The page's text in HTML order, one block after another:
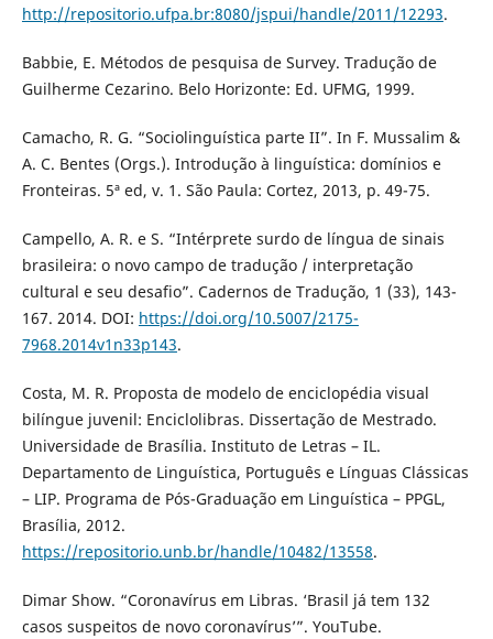
http://repositorio.ufpa.br:8080/jspui/handle/2011/12293.
Babbie, E. Métodos de pesquisa de Survey. Tradução de
Guilherme Cezarino. Belo Horizonte: Ed. UFMG, 1999.
Camacho, R. G. “Sociolinguística parte II”. In F. Mussalim &
A. C. Bentes (Orgs.). Introdução à linguística: domínios e
Fronteiras. 5ª ed, v. 1. São Paula: Cortez, 2013, p. 49-75.
Campello, A. R. e S. “Intérprete surdo de língua de sinais
brasileira: o novo campo de tradução / interpretação
cultural e seu desafio”. Cadernos de Tradução, 1 (33), 143-
167. 2014. DOI: https://doi.org/10.5007/2175-
7968.2014v1n33p143.
Costa, M. R. Proposta de modelo de enciclopédia visual
bilíngue juvenil: Enciclolibras. Dissertação de Mestrado.
Universidade de Brasília. Instituto de Letras – IL.
Departamento de Linguística, Português e Línguas Clássicas
– LIP. Programa de Pós-Graduação em Linguística – PPGL,
Brasília, 2012.
https://repositorio.unb.br/handle/10482/13558.
Dimar Show. “Coronavírus em Libras. ‘Brasil já tem 132
casos suspeitos de novo coronavírus’”. YouTube.